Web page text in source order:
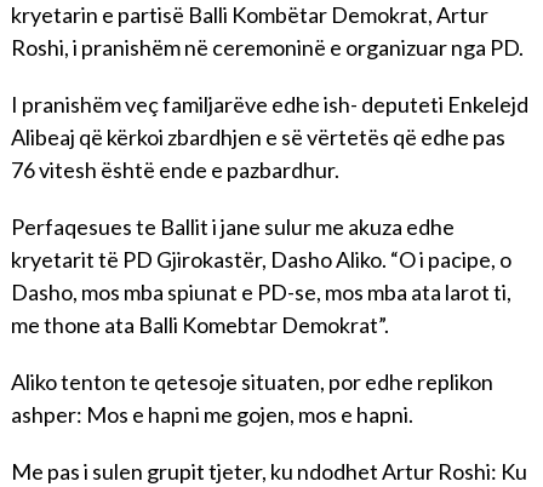
kryetarin e partisë Balli Kombëtar Demokrat, Artur
Roshi, i pranishëm në ceremoninë e organizuar nga PD.
I pranishëm veç familjarëve edhe ish- deputeti Enkelejd
Alibeaj që kërkoi zbardhjen e së vërtetës që edhe pas
76 vitesh është ende e pazbardhur.
Perfaqesues te Ballit i jane sulur me akuza edhe
kryetarit të PD Gjirokastër, Dasho Aliko. “O i pacipe, o
Dasho, mos mba spiunat e PD-se, mos mba ata larot ti,
me thone ata Balli Komebtar Demokrat”.
Aliko tenton te qetesoje situaten, por edhe replikon
ashper: Mos e hapni me gojen, mos e hapni.
Me pas i sulen grupit tjeter, ku ndodhet Artur Roshi: Ku